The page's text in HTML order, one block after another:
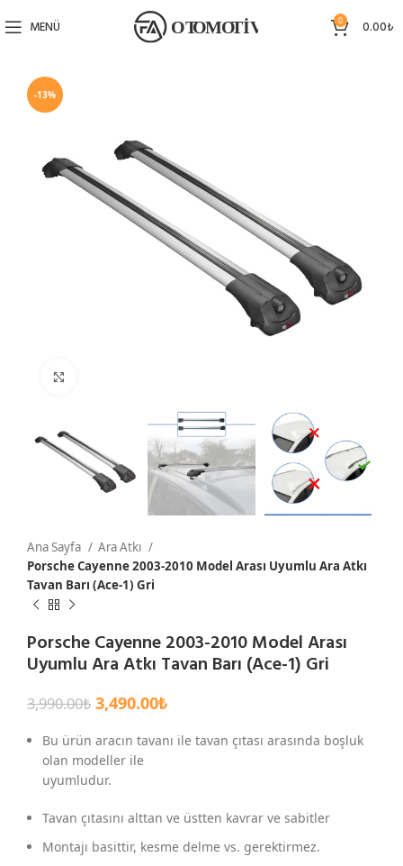
MENÜ 0 0.00₺
-13%
Ana Sayfa
Ara Atkı
Porsche Cayenne 2003-2010 Model Arası Uyumlu Ara Atkı
Tavan Barı (Ace-1) Gri
Porsche Cayenne 2003-2010 Model Arası
Uyumlu Ara Atkı Tavan Barı (Ace-1) Gri
3,990.00₺ 3,490.00₺
Bu ürün aracın tavanı ile tavan çıtası arasında boşluk
olan modeller ile
uyumludur.
Tavan çıtasını alttan ve üstten kavrar ve sabitler
Montajı basittir, kesme delme vs. gerektirmez.